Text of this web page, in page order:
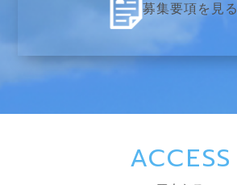
募集要項を見る
ACCESS